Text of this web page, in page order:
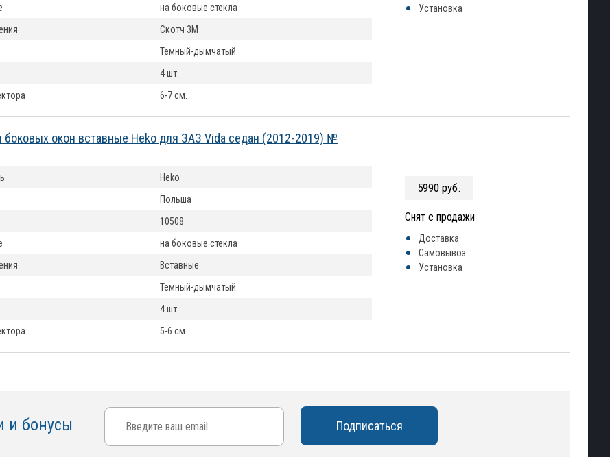
Установка
на боковые стекла
Скотч 3М
Темный-дымчатый
4 шт.
6-7 см.
окон вставные Heko для ЗАЗ Vida седан (2012-2019) №
5990 руб.
Снят с продажи
Доставка
Самовывоз
Установка
Heko
Польша
10508
на боковые стекла
Вставные
Темный-дымчатый
4 шт.
5-6 см.
и бонусы